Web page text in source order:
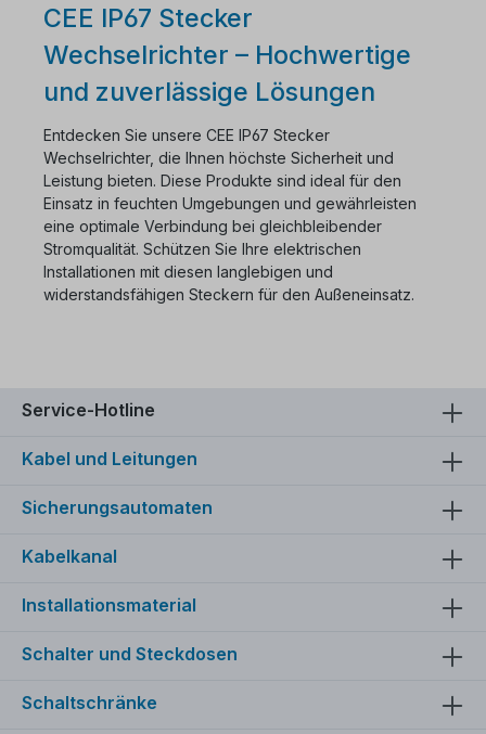
CEE IP67 Stecker
Wechselrichter – Hochwertige
und zuverlässige Lösungen
Entdecken Sie unsere CEE IP67 Stecker
Wechselrichter, die Ihnen höchste Sicherheit und
Leistung bieten. Diese Produkte sind ideal für den
Einsatz in feuchten Umgebungen und gewährleisten
eine optimale Verbindung bei gleichbleibender
Stromqualität. Schützen Sie Ihre elektrischen
Installationen mit diesen langlebigen und
widerstandsfähigen Steckern für den Außeneinsatz.
Service-Hotline
Kabel und Leitungen
Sicherungsautomaten
Kabelkanal
Installationsmaterial
Schalter und Steckdosen
Schaltschränke